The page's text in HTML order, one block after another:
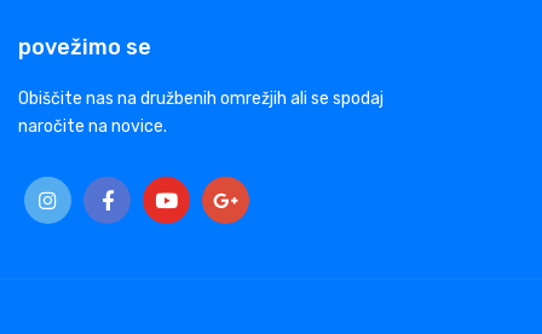
povežimo se
Obiščite nas na družbenih omrežjih ali se spodaj
naročite na novice.